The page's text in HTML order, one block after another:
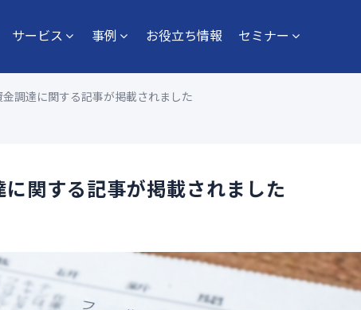
サービス 事例 お役立ち情報 セミナー
調達に関する記事が掲載されました
関する記事が掲載されました